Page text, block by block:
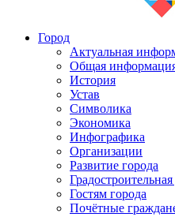
Город
Актуальная
Общая
История
Устав
Символика
Экономика
Инфографика
Организации
Развитие города
Гостям города
Почётные